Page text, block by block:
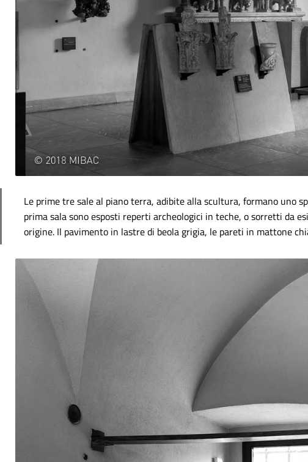
Le prime tre sale al piano terra, adibite alla scultura, formano uno
prima sala sono esposti reperti archeologici in teche, o sorretti da
origine. Il pavimento in lastre di beola grigia, le pareti in mattone